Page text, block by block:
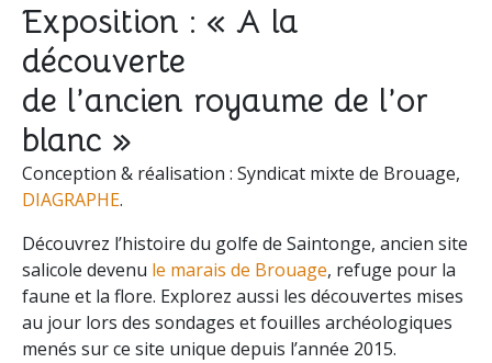
Exposition : « A la
découverte
de l’ancien royaume de l’or
blanc »
Conception & réalisation : Syndicat mixte de Brouage,
DIAGRAPHE.
Découvrez l’histoire du golfe de Saintonge, ancien site
salicole devenu le marais de Brouage, refuge pour la
faune et la flore. Explorez aussi les découvertes mises
au jour lors des sondages et fouilles archéologiques
menés sur ce site unique depuis l’année 2015.